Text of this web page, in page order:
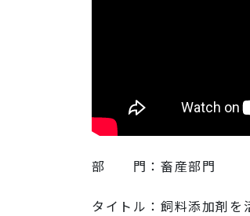
部 門：畜産部門
タイトル：飼料添加剤を